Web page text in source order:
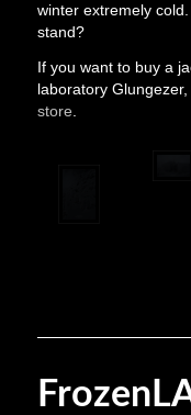
winter extremely
stand?
If you want to buy a
laboratory
store.